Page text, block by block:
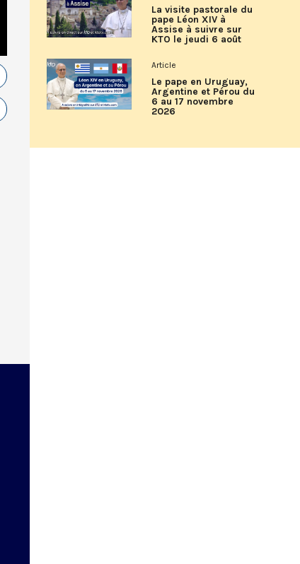
La visite pastorale du
pape Léon XIV à
Assise à suivre sur
KTO le jeudi 6 août
Article
Le pape en Uruguay,
Argentine et Pérou du
6 au 17 novembre
2026